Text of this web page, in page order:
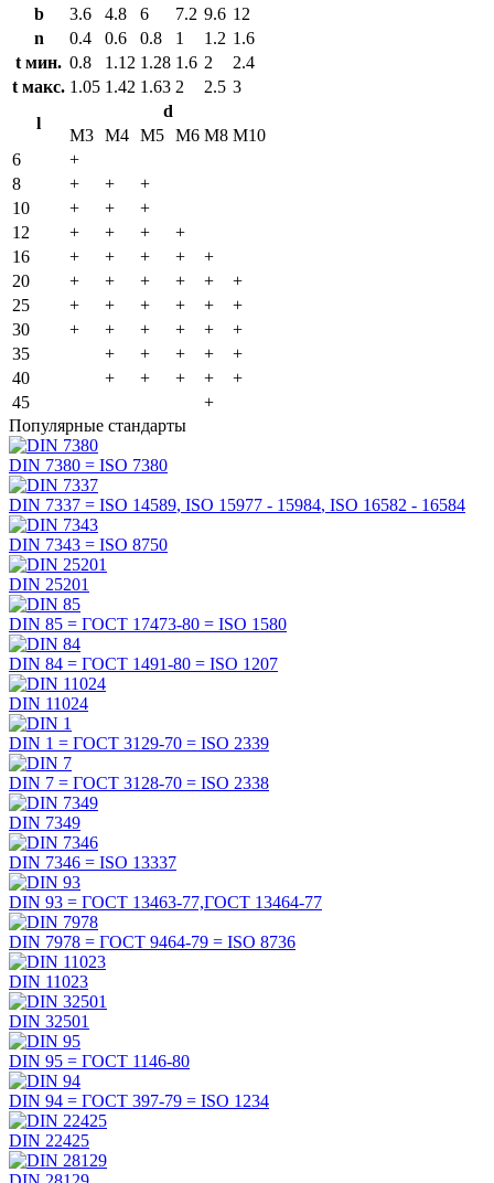
b
3.6 4.8 6 7.2 9.6 12
n
0.4 0.6 0.8 1 1.2 1.6
t мин. 0.8 1.12 1.28 1.6 2
2.4
t макс. 1.05 1.42 1.63 2 2.5 3
l
d
M3 M4 M5 M6 M8 M10
6
+
8
+ +
+
10
+ +
+
12
+ + +
+
16
+ + + +
+
20
+ + + + +
+
25
+ + + + +
+
30
+ + + + +
+
35
+ + + +
+
40
+ + + +
+
45
+
Популярные стандарты
DIN 7380 = ISO 7380
DIN 7337 = ISO 14589, ISO 15977 - 15984, ISO 16582 - 16584
DIN 7343 = ISO 8750
DIN 25201
DIN 85 = ГОСТ 17473-80 = ISO 1580
DIN 84 = ГОСТ 1491-80 = ISO 1207
DIN 11024
DIN 1 = ГОСТ 3129-70 = ISO 2339
DIN 7 = ГОСТ 3128-70 = ISO 2338
DIN 7349
DIN 7346 = ISO 13337
DIN 93 = ГОСТ 13463-77,ГОСТ 13464-77
DIN 7978 = ГОСТ 9464-79 = ISO 8736
DIN 11023
DIN 32501
DIN 95 = ГОСТ 1146-80
DIN 94 = ГОСТ 397-79 = ISO 1234
DIN 22425